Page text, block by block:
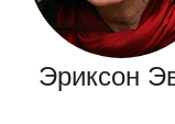
Эриксон